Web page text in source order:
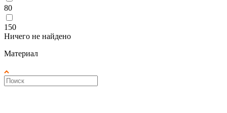
80
150
Ничего не найдено
Материал